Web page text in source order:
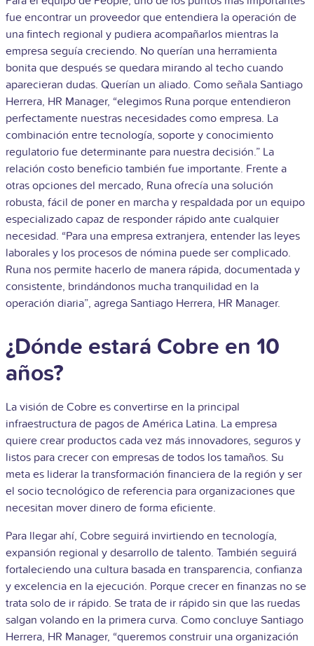
fue encontrar un proveedor que entendiera la operación de
una fintech regional y pudiera acompañarlos mientras la
empresa seguía creciendo. No querían una herramienta
bonita que después se quedara mirando al techo cuando
aparecieran dudas. Querían un aliado. Como señala Santiago
Herrera, HR Manager, “elegimos Runa porque entendieron
perfectamente nuestras necesidades como empresa. La
combinación entre tecnología, soporte y conocimiento
regulatorio fue determinante para nuestra decisión.” La
relación costo beneficio también fue importante. Frente a
otras opciones del mercado, Runa ofrecía una solución
robusta, fácil de poner en marcha y respaldada por un equipo
especializado capaz de responder rápido ante cualquier
necesidad. “Para una empresa extranjera, entender las leyes
laborales y los procesos de nómina puede ser complicado.
Runa nos permite hacerlo de manera rápida, documentada y
consistente, brindándonos mucha tranquilidad en la
operación diaria”, agrega Santiago Herrera, HR Manager.
¿Dónde estará Cobre en 10
años?
La visión de Cobre es convertirse en la principal
infraestructura de pagos de América Latina. La empresa
quiere crear productos cada vez más innovadores, seguros y
listos para crecer con empresas de todos los tamaños. Su
meta es liderar la transformación financiera de la región y ser
el socio tecnológico de referencia para organizaciones que
necesitan mover dinero de forma eficiente.
Para llegar ahí, Cobre seguirá invirtiendo en tecnología,
expansión regional y desarrollo de talento. También seguirá
fortaleciendo una cultura basada en transparencia, confianza
y excelencia en la ejecución. Porque crecer en finanzas no se
trata solo de ir rápido. Se trata de ir rápido sin que las ruedas
salgan volando en la primera curva. Como concluye Santiago
Herrera, HR Manager, “queremos construir una organización